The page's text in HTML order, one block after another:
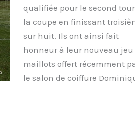
qualifiée pour le second
la coupe en finissant
sur huit. Ils ont ainsi fait
honneur à leur nouveau jeu
maillots offert récemment
le salon de coiffure